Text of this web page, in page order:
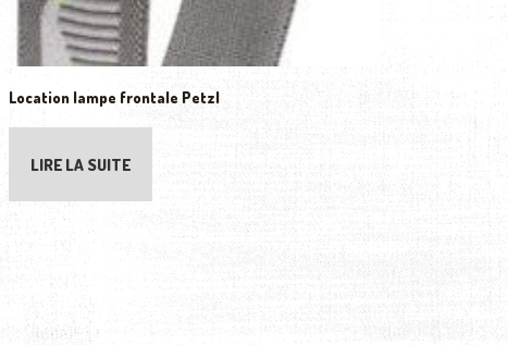
Location lampe frontale Petzl
LIRE LA SUITE